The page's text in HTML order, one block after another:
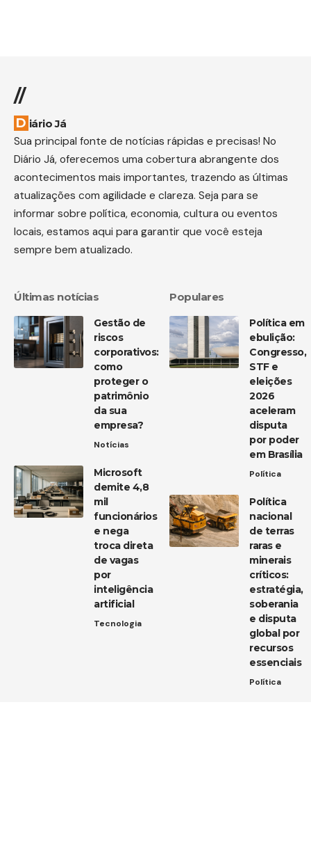
//
Diário Já
Sua principal fonte de notícias rápidas e precisas! No
Diário Já, oferecemos uma cobertura abrangente dos
acontecimentos mais importantes, trazendo as últimas
atualizações com agilidade e clareza. Seja para se
informar sobre política, economia, cultura ou eventos
locais, estamos aqui para garantir que você esteja
sempre bem atualizado.
Últimas notícias
Gestão de
riscos
corporativos:
como
proteger o
patrimônio
da sua
empresa?
Notícias
Microsoft
demite 4,8
mil
funcionários
e nega
troca direta
de vagas
por
inteligência
artificial
Tecnologia
Populares
Política em
ebulição:
Congresso,
STF e
eleições
2026
aceleram
disputa
por poder
em Brasília
Política
Política
nacional
de terras
raras e
minerais
críticos:
estratégia,
soberania
e disputa
global por
recursos
essenciais
Política